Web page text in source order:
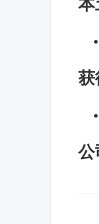
获
公